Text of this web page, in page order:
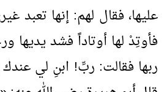
عليها، فقال لهم: إنها تعبد
فأوتِدْ لها أوتاداً فشد يديها
ربها فقالت: ربِّ! ابنِ لي عندك